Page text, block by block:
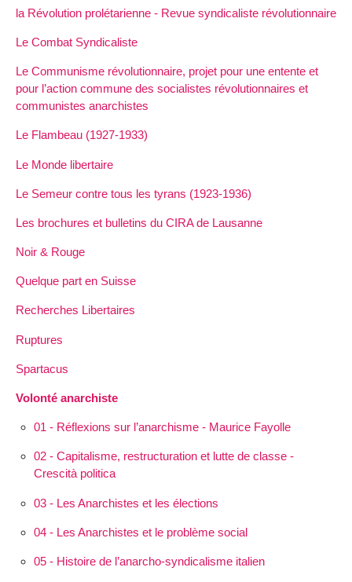
la Révolution prolétarienne - Revue syndicaliste révolutionnaire
Le Combat Syndicaliste
Le Communisme révolutionnaire, projet pour une entente et
pour l’action commune des socialistes révolutionnaires et
communistes anarchistes
Le Flambeau (1927-1933)
Le Monde libertaire
Le Semeur contre tous les tyrans (1923-1936)
Les brochures et bulletins du CIRA de Lausanne
Noir & Rouge
Quelque part en Suisse
Recherches Libertaires
Ruptures
Spartacus
Volonté anarchiste
01 - Réflexions sur l’anarchisme - Maurice Fayolle
02 - Capitalisme, restructuration et lutte de classe -
Crescità politica
03 - Les Anarchistes et les élections
04 - Les Anarchistes et le problème social
05 - Histoire de l’anarcho-syndicalisme italien